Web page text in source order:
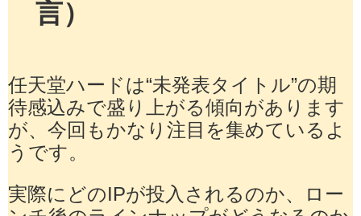
言）
任天堂ハードは“未発表タイトル”の期
待感込みで盛り上がる傾向があります
が、今回もかなり注目を集めているよ
うです。
実際にどのIPが投入されるのか、ロー